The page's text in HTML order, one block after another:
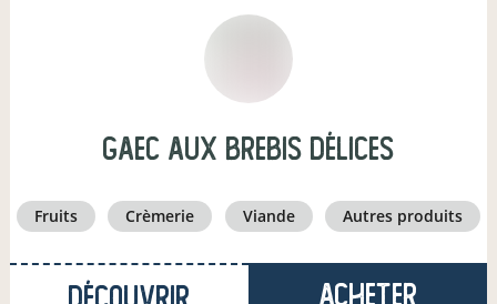
GAEC Aux Brebis Délices
fruits crèmerie viande autres produits
Acheter